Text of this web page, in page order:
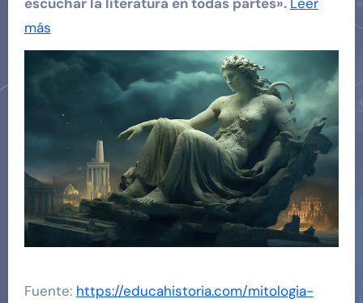
más
Fuente: https://educahistoria.com/mitologia-